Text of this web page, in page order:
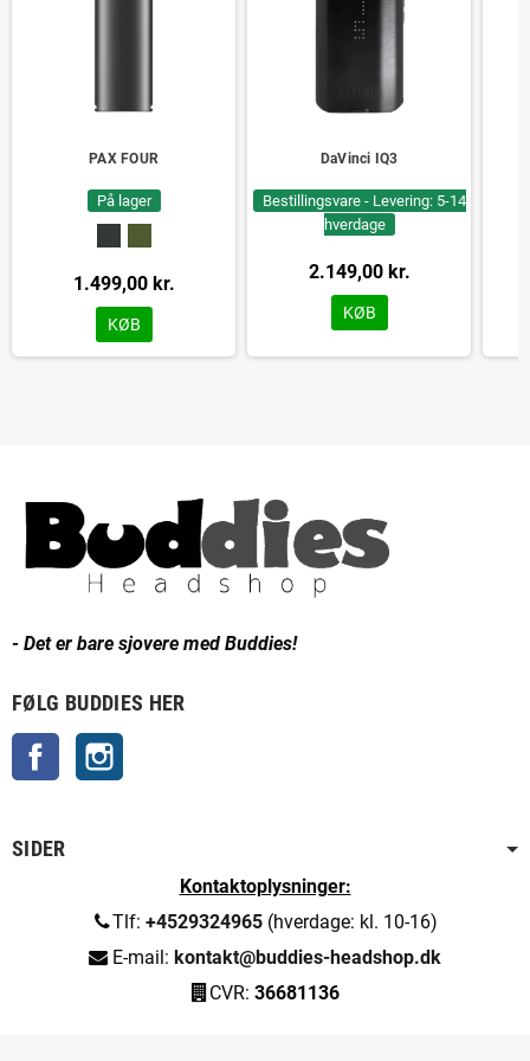
PAX FOUR
På lager
1.499,00 kr.
KØB
DaVinci IQ3
Bestillingsvare - Levering: 5-14
hverdage
2.149,00 kr.
KØB
- Det er bare sjovere med Buddies!
FØLG BUDDIES HER
Facebook
SIDER
Kontaktoplysninger:
Tlf: +4529324965 (hverdage: kl. 10-16)
E-mail: kontakt@buddies-headshop.dk
CVR: 36681136